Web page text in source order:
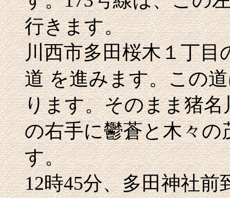
行きます。
川西市多田桜木１丁目
道 を進みます。この
ります。そのまま猪
の右手に鬱蒼と木々
す。
12時45分、多田神社